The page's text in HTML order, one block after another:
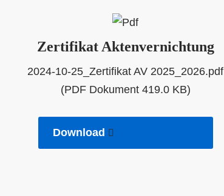
Zertifikat Aktenvernichtung
2024-10-25_Zertifikat AV 2025_2026.pdf
(PDF Dokument 419.0 KB)
Download